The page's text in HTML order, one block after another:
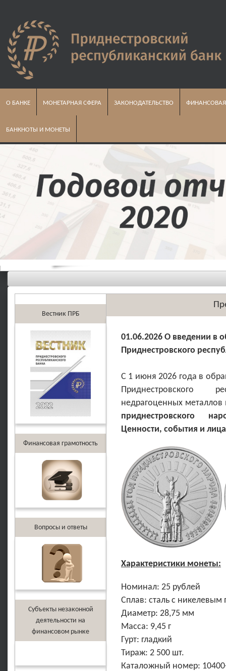
О БАНКЕ МОНЕТАРНАЯ СФЕРА ЗАКОНОДАТЕЛЬСТВО
БАНКНОТЫ И МОНЕТЫ
Вестник ПРБ
Финансовая грамотность
Вопросы и ответы
Субъекты незаконной
деятельности на
финансовом рынке
01.06.2026 О введении в
Приднестровского
С 1 июня 2026 года в
Приднестровского
недрагоценных
приднестровского
Ценности, события и
Характеристики монеты:
Номинал: 25 рублей
Сплав: сталь с никелевым
Диаметр: 28,75 мм
Масса: 9,45 г
Гурт: гладкий
Тираж: 2 500 шт.
Каталожный номер: